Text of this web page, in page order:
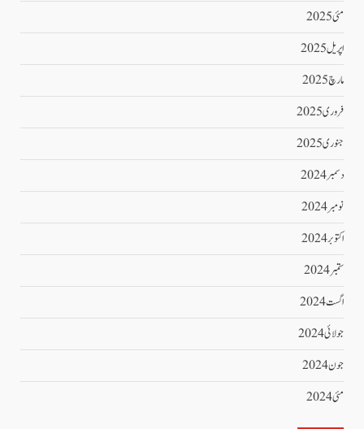
مئی 2025
اپریل 2025
مارچ 2025
فروری 2025
جنوری 2025
دسمبر 2024
نومبر 2024
اکتوبر 2024
ستمبر 2024
اگست 2024
جولائی 2024
جون 2024
مئی 2024